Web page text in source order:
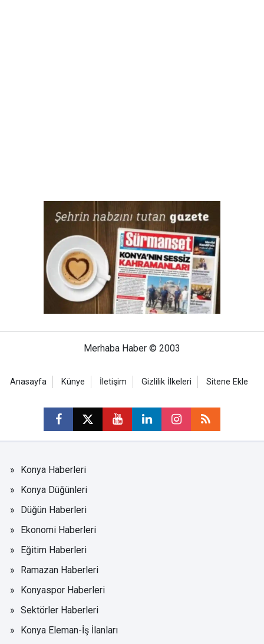
Merhaba Haber © 2003
Anasayfa Künye İletişim Gizlilik İlkeleri Sitene Ekle
Konya Haberleri
Konya Düğünleri
Düğün Haberleri
Ekonomi Haberleri
Eğitim Haberleri
Ramazan Haberleri
Konyaspor Haberleri
Sektörler Haberleri
Konya Eleman-İş İlanları